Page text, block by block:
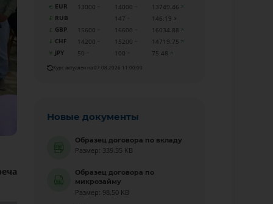
EUR
13000 14000
13749.46
RUB
147
146.19
GBP
15600 16600
16034.88
CHF
14200 15200
14719.75
JPY
50 100 75.48
Курс актуален на 07.08.2026 11:00:00
Новые документы
Образец договора по вкладу
Размер: 339.55 KB
Образец договора по
микрозайму
Размер: 98.50 KB